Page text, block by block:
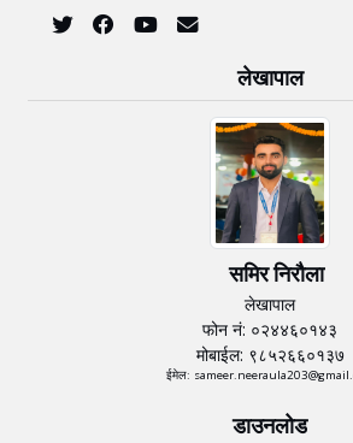
लेखापाल
समिर निरौला
लेखापाल
फोन नं: ०२४४६०१४३
मोबाईल: ९८५२६६०१३७
ईमेल:
डाउनलोड